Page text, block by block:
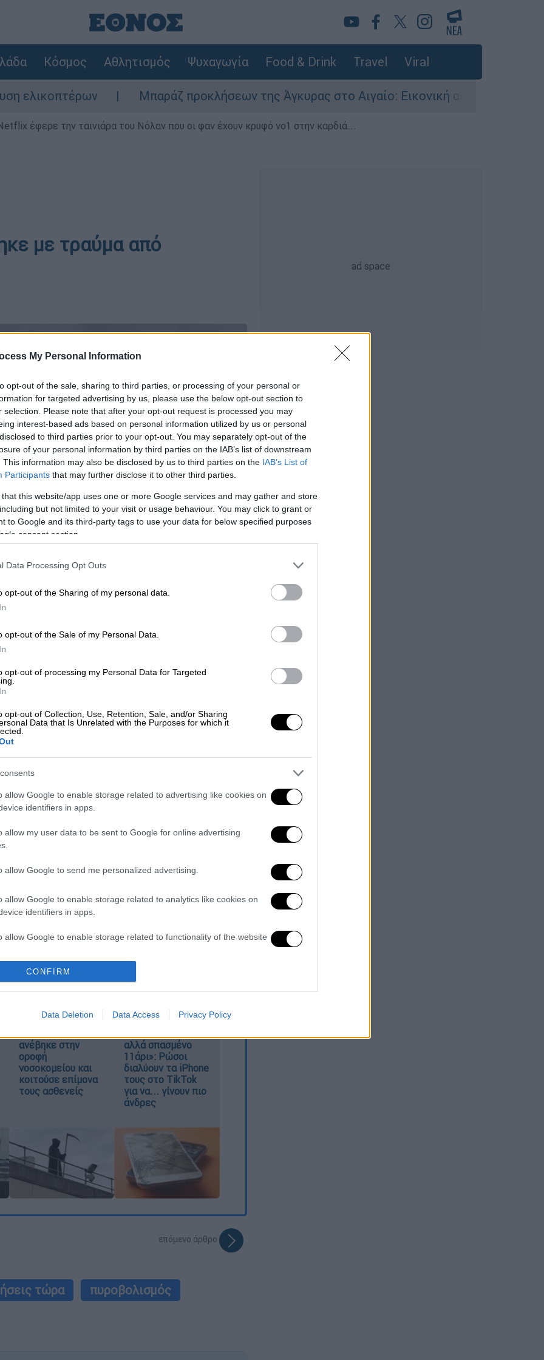
My Personal Information
opt-out of the sale, sharing to third parties, or processing of your personal or
for targeted advertising by us, please use the below opt-out section to
selection. Please note that after your opt-out request is processed you may
interest-based ads based on personal information utilized by us or personal
to third parties prior to your opt-out. You may separately opt-out of the
of your personal information by third parties on the IAB’s list of downstream
This information may also be disclosed by us to third parties on the IAB’s List of
Participants that may further disclose it to other third parties.
that this website/app uses one or more Google services and may gather and store
but not limited to your visit or usage behaviour. You may click to grant or
to Google and its third-party tags to use your data for below specified purposes
consent section.
Data Processing Opt Outs
opt-out of the Sharing of my personal data.
opt-out of the Sale of my Personal Data.
opt-out of processing my Personal Data for Targeted
opt-out of Collection, Use, Retention, Sale, and/or Sharing
Data that Is Unrelated with the Purposes for which it
allow Google to enable storage related to advertising like cookies on
identifiers in apps.
allow my user data to be sent to Google for online advertising
allow Google to send me personalized advertising.
allow Google to enable storage related to analytics like cookies on
identifiers in apps.
allow Google to enable storage related to functionality of the website
allow Google to enable storage related to personalization.
functionality and fraud prevention, and other user protection.
CONFIRM
Data Deletion Data Access Privacy Policy
Κόσμος Αθλητισμός Ψυχαγωγία Food & Drink Travel Viral
Μπαράζ προκλήσεων της Άγκυρας στο Αιγαίο: Εικονική αερομαχία ανάμεσα
έφερε την ταινιάρα του Νόλαν που οι φαν έχουν κρυφό νο1 στην καρδιά...
με τραύμα από
το ΕΘΝΟΣ στη Google
τον 69χρονο εντόπισε ο αδερφός του
ΕΘΝΟΣ θα παρεμβαίνει και τα προσβλητικά σχόλια θα
ανέβηκε στην
οροφή
νοσοκομείου και
κοιτούσε επίμονα
τους ασθενείς
αλλά σπασμένο
11άρι»: Ρώσοι
διαλύουν τα iPhone
τους στο TikTok
για να... γίνουν πιο
άνδρες
επόμενο άρθρο
τώρα
πυροβολισμός